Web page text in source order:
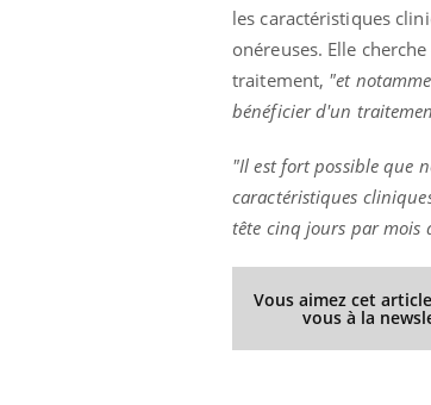
les caractéristiques
onéreuses. Elle
traitement, "et
bénéficier d'un
"Il est fort possible que
caractéristiques
tête cinq jours par
Vous aimez cet
vous à la